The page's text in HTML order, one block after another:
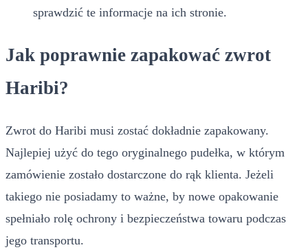
sprawdzić te informacje na ich stronie.
Jak poprawnie zapakować zwrot
Haribi?
Zwrot do Haribi musi zostać dokładnie zapakowany.
Najlepiej użyć do tego oryginalnego pudełka, w którym
zamówienie zostało dostarczone do rąk klienta. Jeżeli
takiego nie posiadamy to ważne, by nowe opakowanie
spełniało rolę ochrony i bezpieczeństwa towaru podczas
jego transportu.